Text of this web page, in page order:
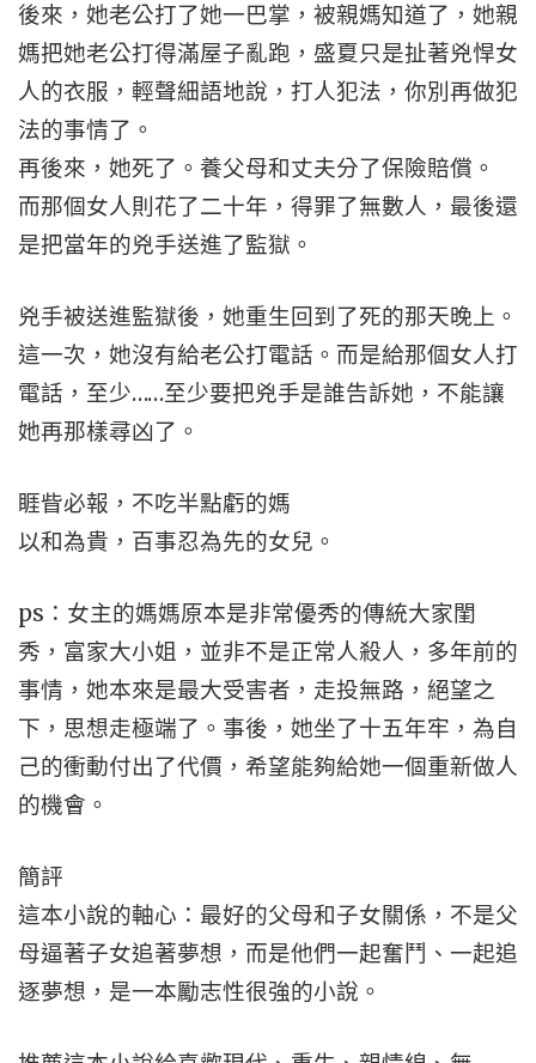
後來，她老公打了她一巴掌，被親媽知道了，她親
媽把她老公打得滿屋子亂跑，盛夏只是扯著兇悍女
人的衣服，輕聲細語地說，打人犯法，你別再做犯
法的事情了。
再後來，她死了。養父母和丈夫分了保險賠償。
而那個女人則花了二十年，得罪了無數人，最後還
是把當年的兇手送進了監獄。
兇手被送進監獄後，她重生回到了死的那天晚上。
這一次，她沒有給老公打電話。而是給那個女人打
電話，至少……至少要把兇手是誰告訴她，不能讓
她再那樣尋凶了。
睚眥必報，不吃半點虧的媽
以和為貴，百事忍為先的女兒。
ps：女主的媽媽原本是非常優秀的傳統大家閨
秀，富家大小姐，並非不是正常人殺人，多年前的
事情，她本來是最大受害者，走投無路，絕望之
下，思想走極端了。事後，她坐了十五年牢，為自
己的衝動付出了代價，希望能夠給她一個重新做人
的機會。
簡評
這本小說的軸心：最好的父母和子女關係，不是父
母逼著子女追著夢想，而是他們一起奮鬥、一起追
逐夢想，是一本勵志性很強的小說。